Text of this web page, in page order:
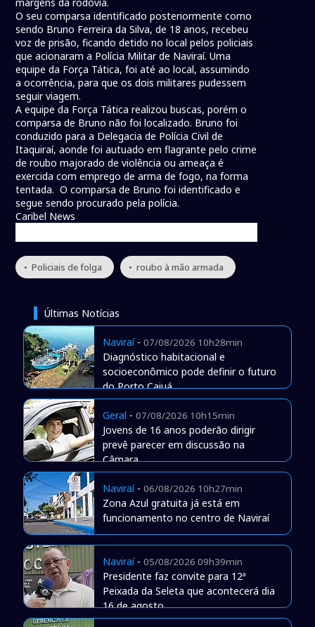
O seu comparsa identificado posteriormente como
sendo Bruno Ferreira da Silva, de 18 anos, recebeu
voz de prisão, ficando detido no local pelos policiais
que acionaram a Polícia Militar de Naviraí. Uma
equipe da Força Tática, foi até ao local, assumindo
a ocorrência, para que os dois militares pudessem
seguir viagem.
A equipe da Força Tática realizou buscas, porém o
comparsa de Bruno não foi localizado. Bruno foi
conduzido para a Delegacia de Polícia Civil de
Itaquiraí, aonde foi autuado em flagrante pelo crime
de roubo majorado de violência ou ameaça é
exercida com emprego de arma de fogo, na forma
tentada. O comparsa de Bruno foi identificado e
segue sendo procurado pela polícia.
Caribel News
• Policiais de folga • roubo à mão armada
Últimas Notícias
Naviraí- 07/08/2026 10h28min
Diagnóstico habitacional e
socioeconômico pode definir o futuro
do Porto Caiuá
Geral - 07/08/2026 10h15min
Jovens de 16 anos poderão dirigir
prevê parecer em discussão na
Câmara
Naviraí- 06/08/2026 10h27min
Zona Azul gratuita já está em
funcionamento no centro de Naviraí
Naviraí- 05/08/2026 09h39min
Presidente faz convite para 12ª
Peixada da Seleta que acontecerá dia
16 de agosto